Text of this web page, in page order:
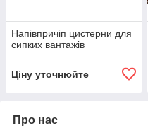
Напівпричіп цистерни для
сипких вантажів
Ціну уточнюйте
Про нас